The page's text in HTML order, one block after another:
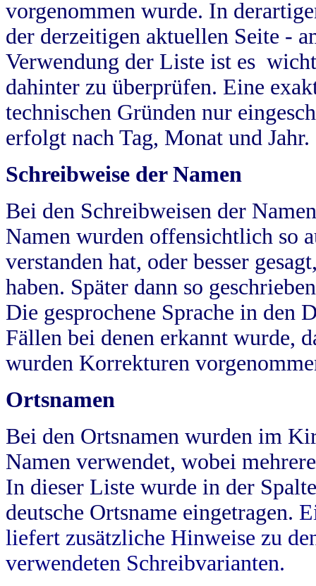
vorgenommen wurde. In
der derzeitigen aktuellen Seite -
Verwendung der Liste ist es
dahinter zu überprüfen. Eine
technischen Gründen nur
erfolgt nach Tag, Monat und Jahr.
Schreibweise der Namen
Bei den Schreibweisen der
Namen wurden offensichtlich so
verstanden hat, oder besser
haben. Später dann so
Die gesprochene Sprache in
Fällen bei denen erkannt wurde,
wurden Korrekturen
Ortsnamen
Bei den Ortsnamen wurden im
Namen verwendet, wobei
In dieser Liste wurde in der
deutsche Ortsname eingetragen.
liefert zusätzliche Hinweise zu
verwendeten Schreibvarianten.